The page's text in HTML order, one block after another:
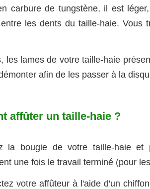
carbure de tungstène, il est
les dents du taille-haie.
les lames de votre taille-haie
afin de les passer à la
affûter un taille-haie ?
la bougie de votre taille-haie
une fois le travail terminé (pour
votre affûteur à l'aide d'un